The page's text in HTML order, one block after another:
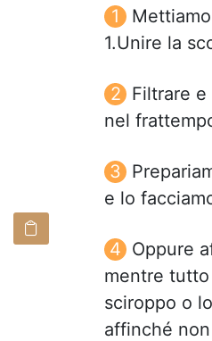
1.Unire la
Filtrare
nel
e lo
Oppure
mentre
sciroppo o
affinché